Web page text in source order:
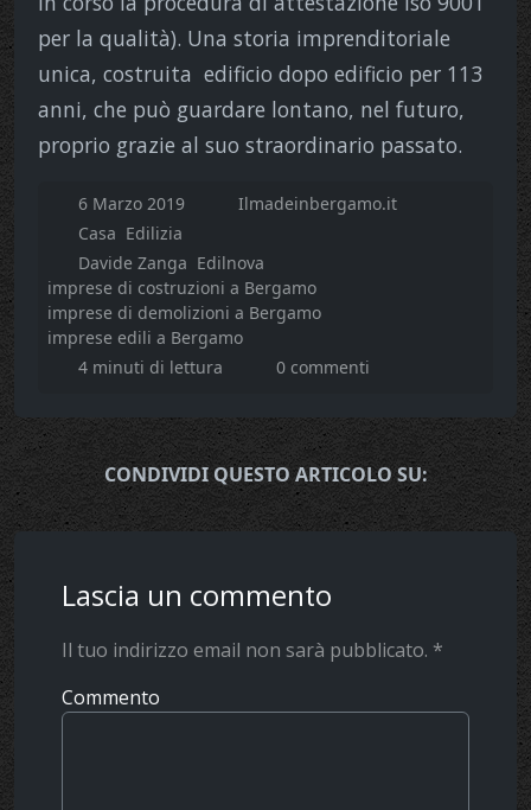
per la qualità). Una storia imprenditoriale
unica, costruita edificio dopo edificio per 113
anni, che può guardare lontano, nel futuro,
proprio grazie al suo straordinario passato.
6 Marzo 2019
Ilmadeinbergamo.it
Casa Edilizia
Davide Zanga Edilnova
imprese di costruzioni a Bergamo
imprese di demolizioni a Bergamo
imprese edili a Bergamo
4 minuti di lettura
0 commenti
CONDIVIDI QUESTO ARTICOLO SU:
Lascia un commento
Il tuo indirizzo email non sarà pubblicato. *
Commento